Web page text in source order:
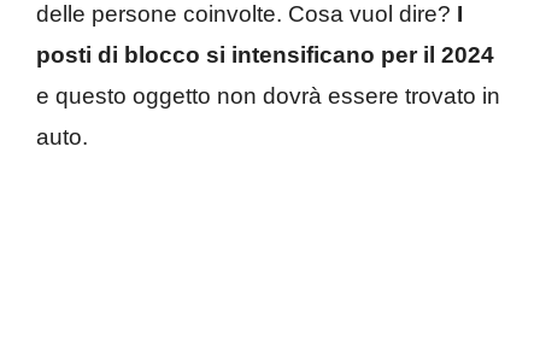
delle persone coinvolte. Cosa vuol dire? I
posti di blocco si intensificano per il 2024
e questo oggetto non dovrà essere trovato in
auto.